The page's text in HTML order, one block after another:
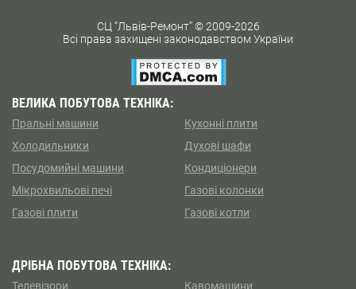
СЦ “Львів-Ремонт” © 2009-2026
Всі права захищені законодавством України
ВЕЛИКА ПОБУТОВА ТЕХНІКА:
Пральні машини
Холодильники
Посудомийні машини
Мікрохвильові печі
Газові плити
Кухоннi плити
Духові шафи
Кондиціонери
Газові колонки
Газові котли
ДРІБНА ПОБУТОВА ТЕХНІКА:
Телевізори Кавомашини